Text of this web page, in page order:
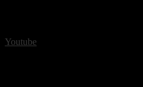
Youtube